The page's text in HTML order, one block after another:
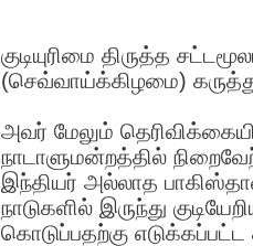
குடியுரிமை திருத்த
(செவ்வாய்க்கிழமை)
அவர் மேலும்
நாடாளுமன்றத்தில்
இந்தியர் அல்லாத
நாடுகளில் இருந்து
கொடுப்பதற்கு எடுக்கப்பட்ட